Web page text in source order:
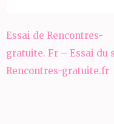
Navigation
de
l’article
Essai de Rencontres-
gratuite. Fr – Essai du
Rencontres-gratuite.fr